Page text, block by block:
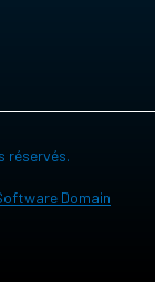
réservés.
Domain